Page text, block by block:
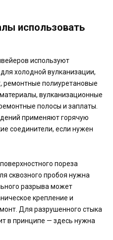
использовать
используют
холодной вулканизации,
ремонтные полиуретановые
вулканизационные
полосы и заплаты.
применяют горячую
соединители, если нужен
пореза
сквозного пробоя нужна
разрыва может
крепление и
Для разрушенного стыка
в принципе — здесь нужна